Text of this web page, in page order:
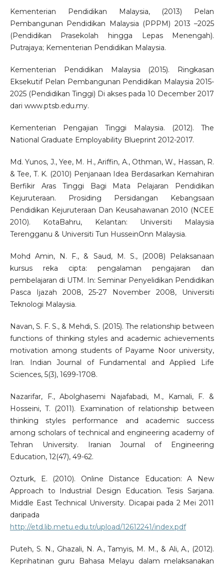
Kementerian Pendidikan Malaysia, (2013) Pelan
Pembangunan Pendidikan Malaysia (PPPM) 2013 –2025
(Pendidikan Prasekolah hingga Lepas Menengah).
Putrajaya; Kementerian Pendidikan Malaysia.
Kementerian Pendidikan Malaysia (2015). Ringkasan
Eksekutif Pelan Pembangunan Pendidikan Malaysia 2015-
2025 (Pendidikan Tinggi) Di akses pada 10 December 2017
dari www.ptsb.edu.my.
Kementerian Pengajian Tinggi Malaysia. (2012). The
National Graduate Employability Blueprint 2012-2017.
Md. Yunos, J., Yee, M. H., Ariffin, A., Othman, W., Hassan, R.
& Tee, T. K. (2010) Penjanaan Idea Berdasarkan Kemahiran
Berfikir Aras Tinggi Bagi Mata Pelajaran Pendidikan
Kejuruteraan. Prosiding Persidangan Kebangsaan
Pendidikan Kejuruteraan Dan Keusahawanan 2010 (NCEE
2010). KotaBahru, Kelantan: Universiti Malaysia
Terengganu & Universiti Tun HusseinOnn Malaysia.
Mohd Amin, N. F., & Saud, M. S., (2008) Pelaksanaan
kursus reka cipta: pengalaman pengajaran dan
pembelajaran di UTM. In: Seminar Penyelidikan Pendidikan
Pasca Ijazah 2008, 25-27 November 2008, Universiti
Teknologi Malaysia.
Navan, S. F. S., & Mehdi, S. (2015). The relationship between
functions of thinking styles and academic achievements
motivation among students of Payame Noor university,
Iran. Indian Journal of Fundamental and Applied Life
Sciences, 5(3), 1699-1708.
Nazarifar, F., Abolghasemi Najafabadi, M., Kamali, F. &
Hosseini, T. (2011). Examination of relationship between
thinking styles performance and academic success
among scholars of technical and engineering academy of
Tehran University. Iranian Journal of Engineering
Education, 12(47), 49-62.
Ozturk, E. (2010). Online Distance Education: A New
Approach to Industrial Design Education. Tesis Sarjana.
Middle East Technical University. Dicapai pada 2 Mei 2011
daripada
http://etd.lib.metu.edu.tr/upload/12612241/index.pdf
Puteh, S. N., Ghazali, N. A., Tamyis, M. M., & Ali, A., (2012).
Keprihatinan guru Bahasa Melayu dalam melaksanakan